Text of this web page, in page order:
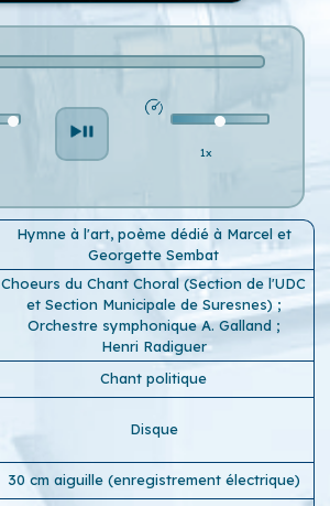
1x
Hymne à l'art, poème dédié à Marcel et
Georgette Sembat
Choeurs du Chant Choral (Section de l'UDC
et Section Municipale de Suresnes) ;
Orchestre symphonique A. Galland ;
Henri Radiguer
Chant politique
Disque
30 cm aiguille (enregistrement électrique)